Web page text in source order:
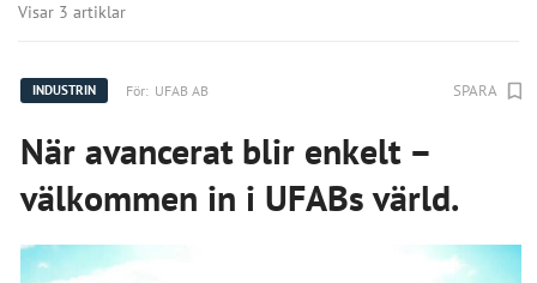
Visar 3 artiklar
INDUSTRIN För: UFAB AB SPARA
När avancerat blir enkelt –
välkommen in i UFABs värld.